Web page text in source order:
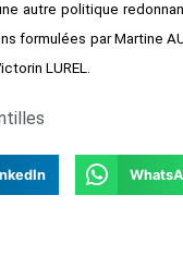
autre politique
formulées par Martine
LUREL.